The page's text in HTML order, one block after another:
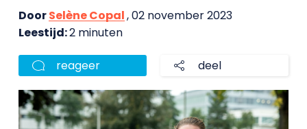
DoorSelène Copal, 02 november 2023
Leestijd:2 minuten
reageer deel